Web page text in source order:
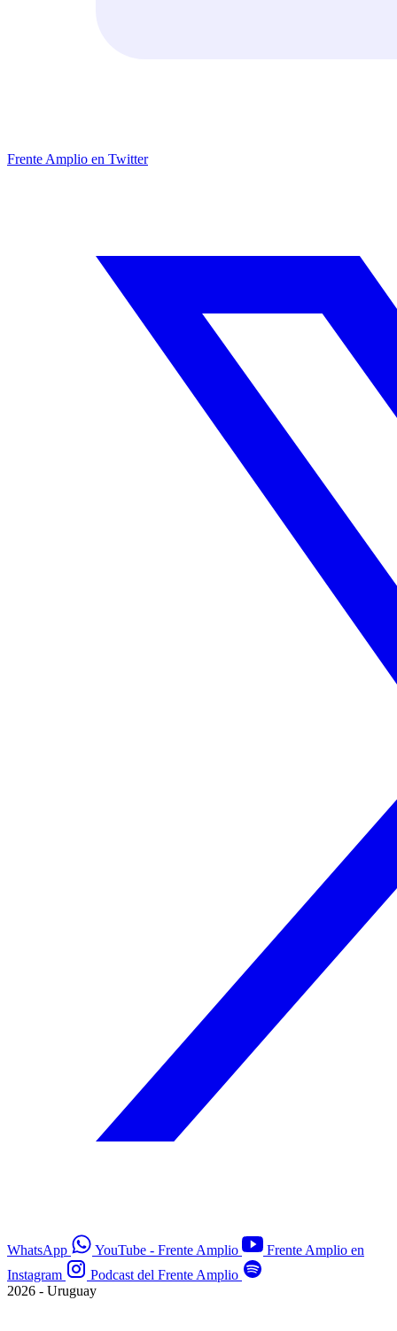
Frente Amplio en Twitter
WhatsApp YouTube - Frente Amplio
Frente Amplio en
Instagram
Podcast del Frente Amplio
2026 - Uruguay